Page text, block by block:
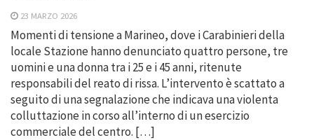
23 MARZO 2026
Momenti di tensione a Marineo, dove i Carabinieri della
locale Stazione hanno denunciato quattro persone, tre
uomini e una donna tra i 25 e i 45 anni, ritenute
responsabili del reato di rissa. L’intervento è scattato a
seguito di una segnalazione che indicava una violenta
colluttazione in corso all’interno di un esercizio
commerciale del centro. […]